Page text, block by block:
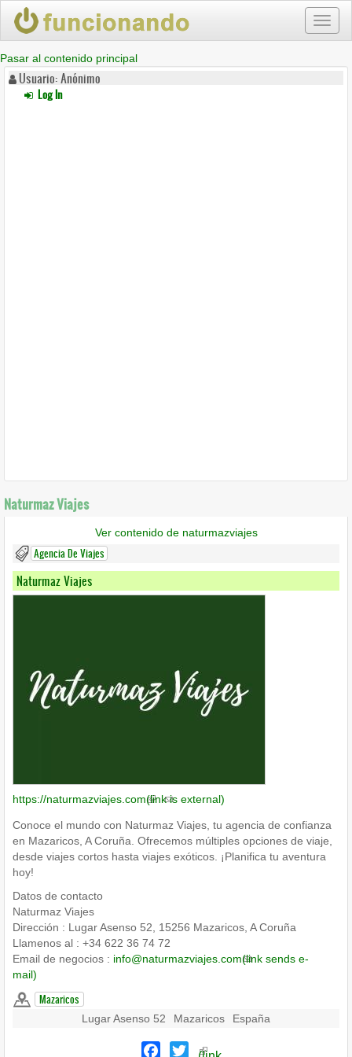
Pasar al contenido principal
Usuario: Anónimo
Log In
Naturmaz Viajes
Ver contenido de naturmazviajes
Agencia De Viajes
Naturmaz Viajes
https://naturmazviajes.com(link is external)
Conoce el mundo con Naturmaz Viajes, tu agencia de confianza
en Mazaricos, A Coruña. Ofrecemos múltiples opciones de viaje,
desde viajes cortos hasta viajes exóticos. ¡Planifica tu aventura
hoy!
Datos de contacto
Naturmaz Viajes
Dirección : Lugar Asenso 52, 15256 Mazaricos, A Coruña
Llamenos al : +34 622 36 74 72
Email de negocios : info@naturmazviajes.com(link sends e-
mail)
Mazaricos
Lugar Asenso 52 Mazaricos España
Facebook
Twitter